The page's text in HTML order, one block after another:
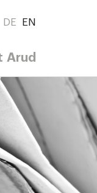
DE EN
Arud